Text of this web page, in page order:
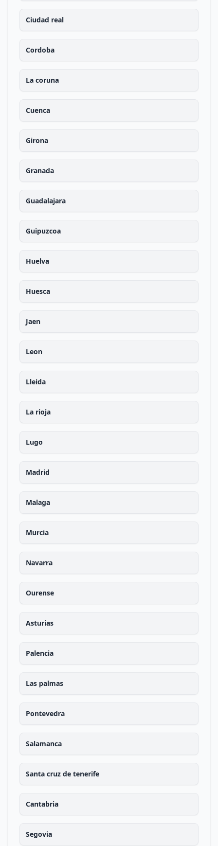
Ciudad real
Cordoba
La coruna
Cuenca
Girona
Granada
Guadalajara
Guipuzcoa
Huelva
Huesca
Jaen
Leon
Lleida
La rioja
Lugo
Madrid
Malaga
Murcia
Navarra
Ourense
Asturias
Palencia
Las palmas
Pontevedra
Salamanca
Santa cruz de tenerife
Cantabria
Segovia